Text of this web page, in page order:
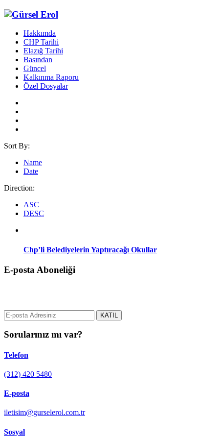
Hakkımda
CHP Tarihi
Elazığ Tarihi
Basından
Güncel
Kalkınma Raporu
Özel Dosyalar
Sort By:
Name
Date
Direction:
ASC
DESC
Chp’li Belediyelerin Yaptıracağı Okullar
E-posta Aboneliği
KATIL
Sorularınız mı var?
Telefon
(312) 420 5480
E-posta
iletisim@gurselerol.com.tr
Sosyal